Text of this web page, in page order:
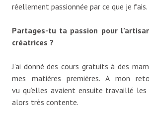
réellement passionnée par ce que je fais.
Partages-tu ta passion pour
créatrices ?
J’ai donné des cours gratuits à des
mes matières premières. A mon
vu qu’elles avaient ensuite travaillé les
alors très contente.